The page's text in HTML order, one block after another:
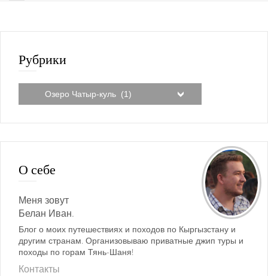
Рубрики
О себе
Меня зовут
Белан Иван.
Блог о моих путешествиях и походов по Кыргызстану и
другим странам. Организовываю приватные джип туры и
походы по горам Тянь-Шаня!
Контакты